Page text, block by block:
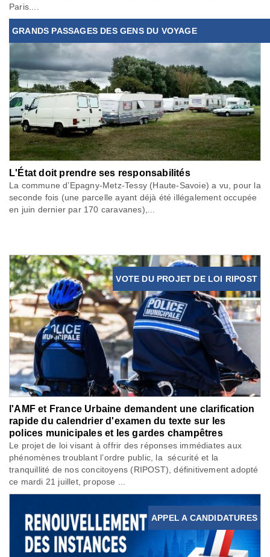
Paris....
GRANDS PASSAGES DES GENS DU VOYAGE
L'État doit prendre ses responsabilités
La commune d’Epagny-Metz-Tessy (Haute-Savoie) a vu, pour la
seconde fois (une parcelle ayant déjà été illégalement occupée
en juin dernier par 170 caravanes),...
VOTE DU PROJET DE LOI RIPOST
l'AMF et France Urbaine demandent une clarification
rapide du calendrier d'examen du texte sur les
polices municipales et les gardes champêtres
Le projet de loi visant à offrir des réponses immédiates aux
phénomènes troublant l’ordre public, la sécurité et la
tranquillité de nos concitoyens (RIPOST), définitivement adopté
ce mardi 21 juillet, propose ...
APPEL A CANDIDATURES